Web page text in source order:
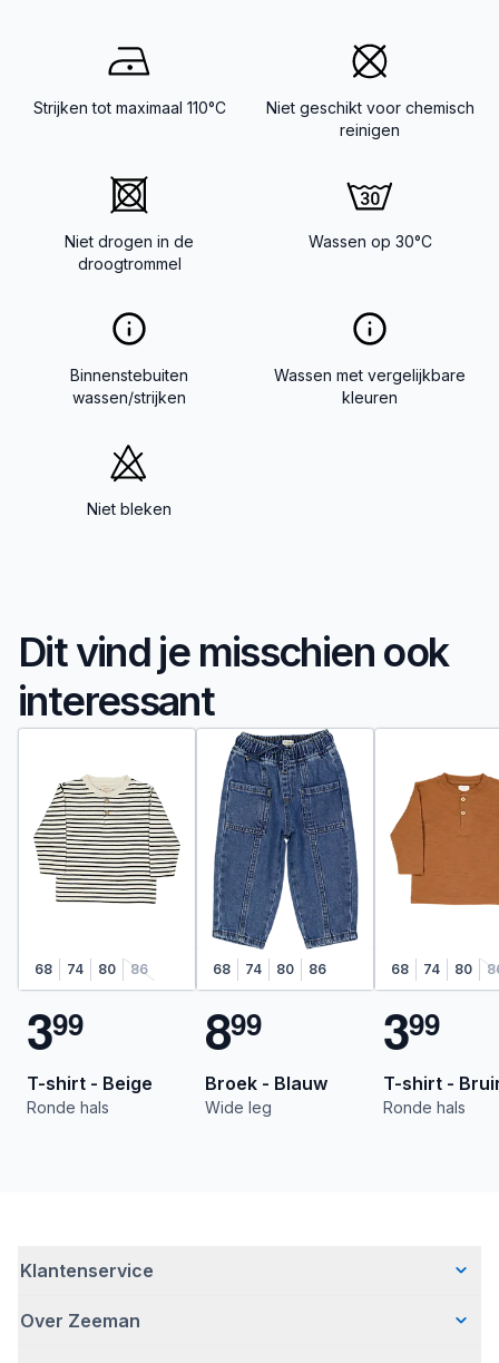
Strijken tot maximaal 110°C
Niet geschikt voor chemisch
reinigen
Niet drogen in de
droogtrommel
Wassen op 30°C
Binnenstebuiten
wassen/strijken
Wassen met vergelijkbare
kleuren
Niet bleken
Dit vind je misschien ook
interessant
68 74 80 86
399
T-shirt - Beige
Ronde hals
68 74 80 86
899
Broek - Blauw
Wide leg
68 74 80
399
T-shirt -
Ronde hals
Klantenservice
Veelgestelde vragen
Over Zeeman